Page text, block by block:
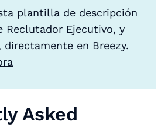
plantilla de descripción
Reclutador Ejecutivo, y
directamente en Breezy.
Asked